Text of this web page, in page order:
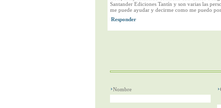
Santander Ediciones Tantín y son varias las
me puede ayudar y decirme como me puedo
Nombre